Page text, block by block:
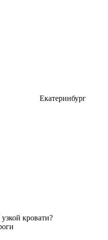
Екатеринбург
кровати?